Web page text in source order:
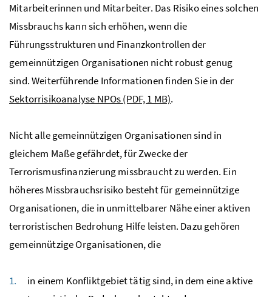
Mitarbeiterinnen und Mitarbeiter. Das Risiko eines solchen
Missbrauchs kann sich erhöhen, wenn die
Führungsstrukturen und Finanzkontrollen der
gemeinnützigen Organisationen nicht robust genug
sind. Weiterführende Informationen finden Sie in der
Sektorrisikoanalyse NPOs(PDF, 1 MB).
Nicht alle gemeinnützigen Organisationen sind in
gleichem Maße gefährdet, für Zwecke der
Terrorismusfinanzierung missbraucht zu werden. Ein
höheres Missbrauchsrisiko besteht für gemeinnützige
Organisationen, die in unmittelbarer Nähe einer aktiven
terroristischen Bedrohung Hilfe leisten. Dazu gehören
gemeinnützige Organisationen, die
in einem Konfliktgebiet tätig sind, in dem eine aktive